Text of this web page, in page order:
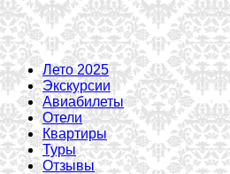
Лето 2025
Экскурсии
Авиабилеты
Отели
Квартиры
Туры
Отзывы